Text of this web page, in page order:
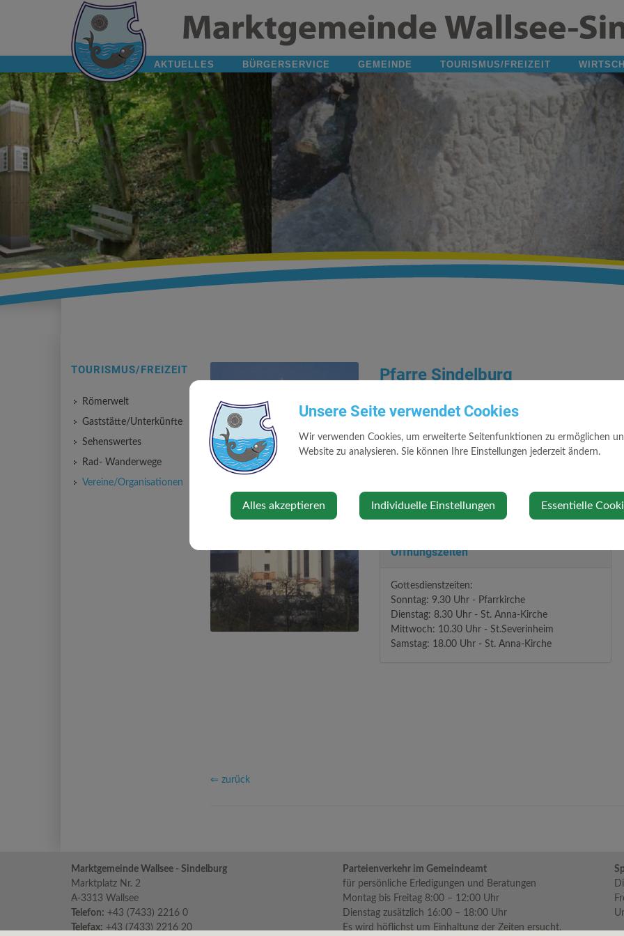
AKTUELLES BÜRGERSERVICE GEMEINDE TOURISMUS/FREIZEIT
Pfarre Sindelburg
Eine genaue Beschreibung der Pfarrkirche sehen Sie
Kontakt
sindelburg.dsp.at
Öffnungszeiten
Gottesdienstzeiten:
Sonntag: 9.30 Uhr - Pfarrkirche
Dienstag: 8.30 Uhr - St. Anna-Kirche
Mittwoch: 10.30 Uhr - St.Severinheim
Samstag: 18.00 Uhr - St. Anna-Kirche
⇐ zurück
TOURISMUS/FREIZEIT
Römerwelt
Gaststätte/Unterkünfte
Sehenswertes
Rad- Wanderwege
Vereine/Organisationen
Marktgemeinde Wallsee - Sindelburg
Marktplatz Nr. 2
A-3313 Wallsee
Telefon: +43 (7433) 2216 0
Telefax: +43 (7433) 2216 20
Parteienverkehr im Gemeindeamt
für persönliche Erledigungen und Beratungen
Montag bis Freitag 8:00 – 12:00 Uhr
Dienstag zusätzlich 16:00 – 18:00 Uhr
Es wird höflichst um Einhaltung der Zeiten ersucht.
Unsere Seite verwendet Cookies
Wir verwenden Cookies, um erweiterte Seitenfunktionen zu ermöglichen
Website zu analysieren. Sie können Ihre Einstellungen jederzeit ändern.
Alles akzeptieren Individuelle Einstellungen Essentielle